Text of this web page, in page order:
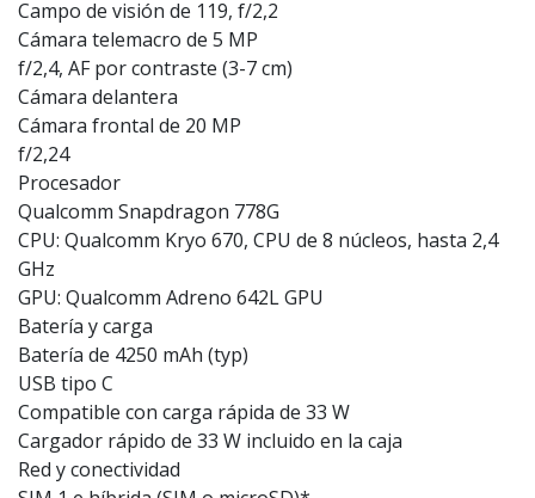
Campo de visión de 119, f/2,2
Cámara telemacro de 5 MP
f/2,4, AF por contraste (3-7 cm)
Cámara delantera
Cámara frontal de 20 MP
f/2,24
Procesador
Qualcomm Snapdragon 778G
CPU: Qualcomm Kryo 670, CPU de 8 núcleos, hasta 2,4
GHz
GPU: Qualcomm Adreno 642L GPU
Batería y carga
Batería de 4250 mAh (typ)
USB tipo C
Compatible con carga rápida de 33 W
Cargador rápido de 33 W incluido en la caja
Red y conectividad